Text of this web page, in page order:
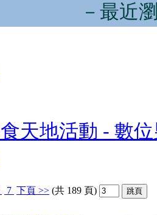
－最近
天地活動 - 數
7 下頁 >> (共 189 頁)